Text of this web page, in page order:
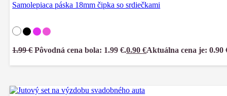
Samolepiaca páska 18mm čipka so srdiečkami
1.99€ Pôvodná cena bola: 1.99 €.0.90€Aktuálna cena je: 0.90